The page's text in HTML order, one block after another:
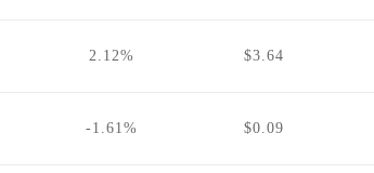
2.12% $3.64
-1.61% $0.09